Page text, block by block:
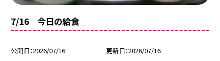
7/16 今日の給食
公開日 2026/07/16 更新日 2026/07/16